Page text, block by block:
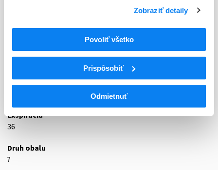
Zobraziť detaily
Povoliť všetko
Prispôsobiť
Odmietnuť
Cytostatiká a imunomodulátory
Imunosupresíva (zmena WHO)
L04A
L04AA
Selektívne imunosupresíva (zmena WHO)
Leflunomid
Exspirácia
36
Druh obalu
?